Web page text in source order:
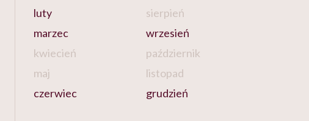
luty
marzec
kwiecień
maj
czerwiec
sierpień
wrzesień
październik
listopad
grudzień